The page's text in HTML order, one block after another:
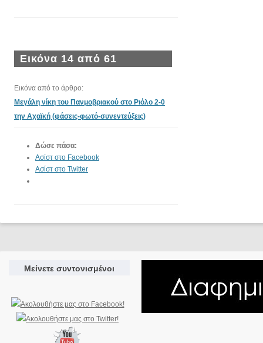
Εικόνα 14 από 61
Εικόνα από το άρθρο:
Μεγάλη νίκη του Πανμοβριακού στο Ριόλο 2-0
την Αχαϊκή (φάσεις-φωτό-συνεντεύξεις)
Δώσε πάσα:
Ασίστ στο Facebook
Ασίστ στο Twitter
Μείνετε συντονισμένοι